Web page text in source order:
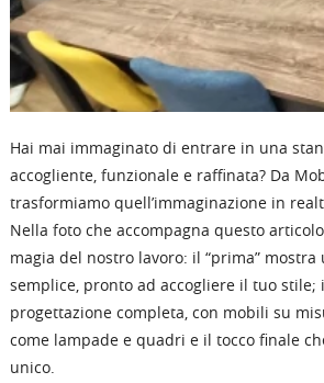
Hai mai immaginato di entrare in una
accogliente, funzionale e raffinata? Da
trasformiamo quell’immaginazione in
Nella foto che accompagna questo
magia del nostro lavoro: il “prima”
semplice, pronto ad accogliere il tuo stile;
progettazione completa, con mobili su
come lampade e quadri e il tocco finale
unico.